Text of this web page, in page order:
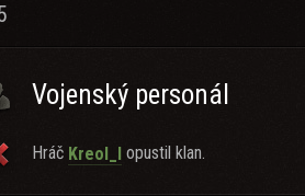
Vojenský personál
Hráč Kreol_l opustil klan.